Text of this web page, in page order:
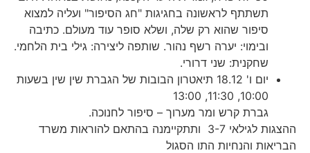
תשתתף לראשונה בחגיגות "חג הסיפור" ועליה למצוא
סיפור שהוא רק שלה, ושלא סופר עוד מעולם. כתיבה
ובימוי: יערה רשף נהור. שותפה ליצירה: גילי בית הלחמי.
שחקנית: שני דרורי.
יום ו' 18.12 תיאטרון הבובות של הגברת שין שין בשעות
10:00, 11:30, 13:00
גברת קרש ומר מערוך – סיפור לחנוכה.
ההצגות לגילאי 3-7 ותתקיימנה בהתאם להוראות משרד
הבריאות והנחיות התו הסגול